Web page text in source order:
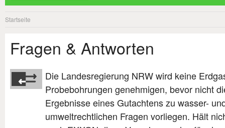
Startseite
Fragen & Antworten
Die Landesregierung NRW wird keine
Probebohrungen genehmigen, bevor nicht
Ergebnisse eines Gutachtens zu wasser-
umweltrechtlichen Fragen vorliegen. Hält